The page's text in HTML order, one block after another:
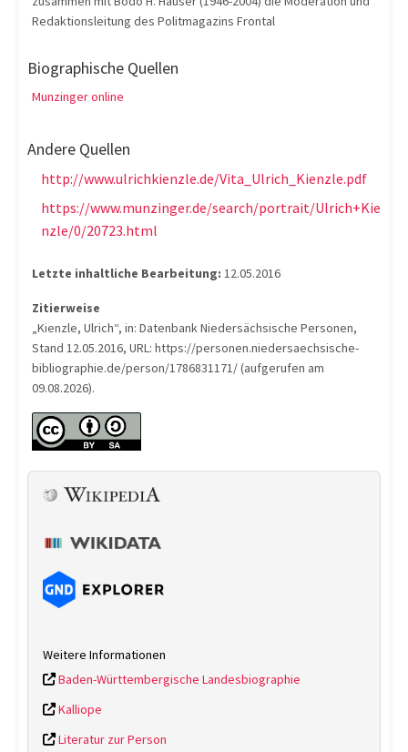
Redaktionsleitung des Politmagazins Frontal
Biographische Quellen
Munzinger online
Andere Quellen
http://www.ulrichkienzle.de/Vita_Ulrich_Kienzle.pdf
https://www.munzinger.de/search/portrait/Ulrich+Kie
nzle/0/20723.html
Letzte inhaltliche Bearbeitung: 12.05.2016
Zitierweise
„Kienzle, Ulrich“, in: Datenbank Niedersächsische Personen,
Stand 12.05.2016, URL: https://personen.niedersaechsische-
bibliographie.de/person/1786831171/ (aufgerufen am
09.08.2026).
Weitere Informationen
Baden-Württembergische Landesbiographie
Kalliope
Literatur zur Person